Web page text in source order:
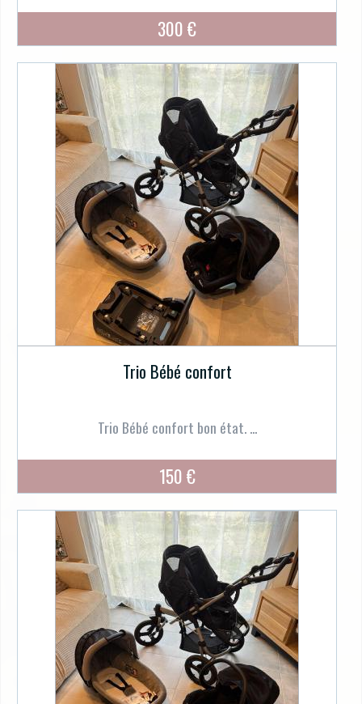
300 €
Trio Bébé confort
Trio Bébé confort bon état. ...
150 €